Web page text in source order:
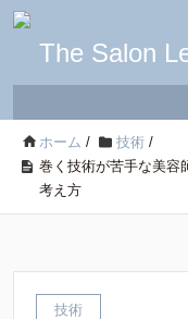
ホーム / 技術 /
巻く技術が苦手な美容
考え方
技術